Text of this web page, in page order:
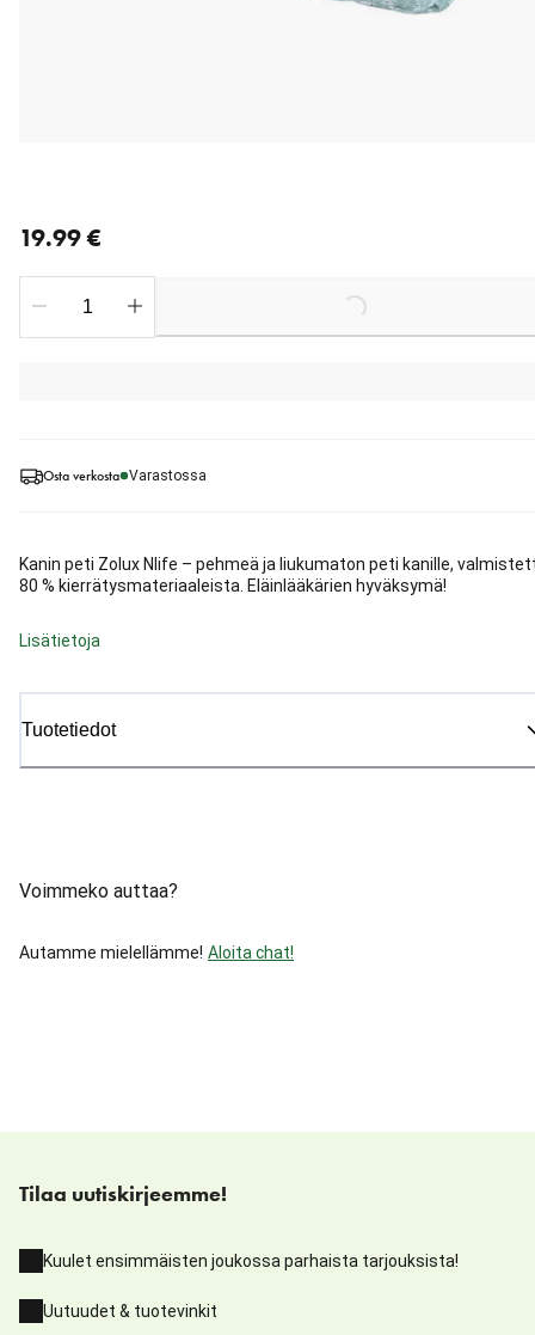
Osta verkosta Varastossa
Kanin peti Zolux Nlife – pehmeä ja liukumaton peti kanille,
80 % kierrätysmateriaaleista. Eläinlääkärien hyväksymä!
Lisätietoja
Tuotetiedot
Voimmeko auttaa?
Autamme mielellämme! Aloita chat!
19.99 €
Tilaa uutiskirjeemme!
Kuulet ensimmäisten joukossa parhaista tarjouksista!
Uutuudet & tuotevinkit